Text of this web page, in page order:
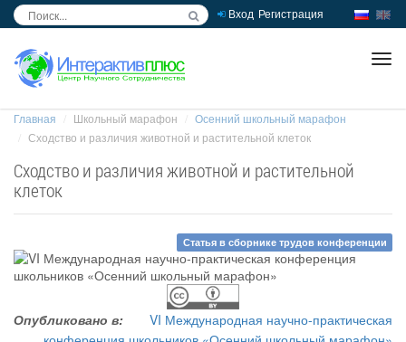
Вход Регистрация
Главная Школьный марафон
Осенний школьный марафон
Сходство и различия животной и растительной клеток
Сходство и различия животной и растительной
клеток
Статья в сборнике трудов конференции
Опубликовано в:
VI Международная научно-практическая